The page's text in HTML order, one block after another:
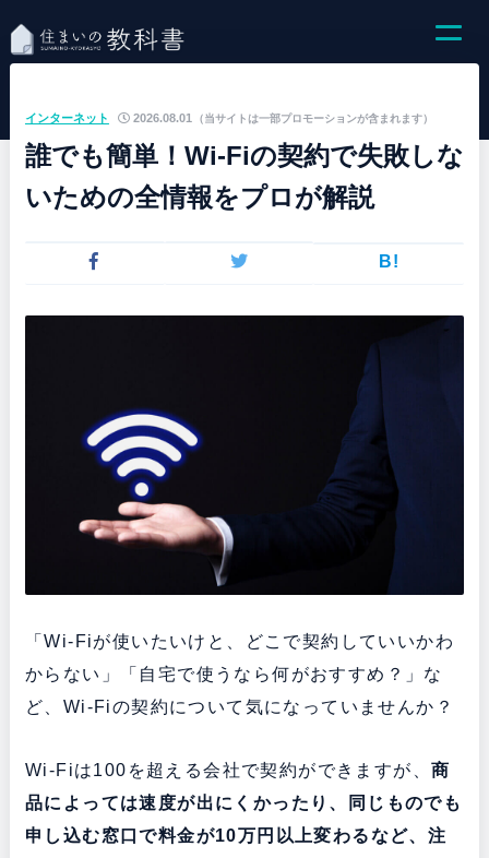
（当サイトは一部プロモーションが含まれます）
インターネット 2026.08.01
誰でも簡単！Wi-Fiの契約で失敗しな
いための全情報をプロが解説
B!
「Wi-Fiが使いたいけと、どこで契約していいかわ
からない」「自宅で使うなら何がおすすめ？」な
ど、Wi-Fiの契約について気になっていませんか？
Wi-Fiは100を超える会社で契約ができますが、 商
品によっては速度が出にくかったり、同じものでも
申し込む窓口で料金が10万円以上変わるなど、注